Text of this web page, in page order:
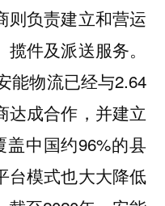
则负责建立和营运
件及派送服务。
能物流已经与2.64
达成合作，并建立
盖中国约96%的县
台模式也大大降低